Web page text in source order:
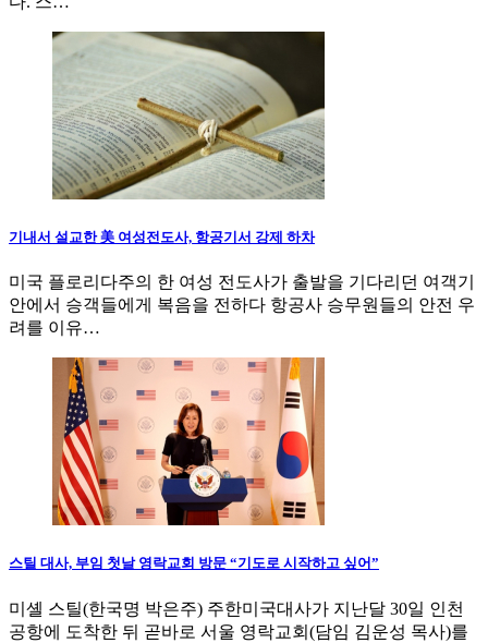
기내서 설교한 美 여성전도사, 항공기서 강제 하차
미국 플로리다주의 한 여성 전도사가 출발을 기다리던 여객기
안에서 승객들에게 복음을 전하다 항공사 승무원들의 안전 우
려를 이유…
스틸 대사, 부임 첫날 영락교회 방문 “기도로 시작하고 싶어”
미셸 스틸(한국명 박은주) 주한미국대사가 지난달 30일 인천
공항에 도착한 뒤 곧바로 서울 영락교회(담임 김운성 목사)를